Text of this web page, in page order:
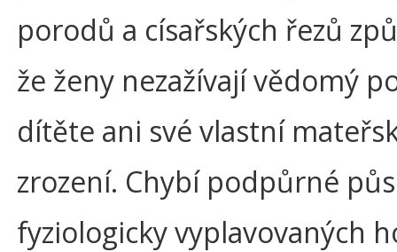
porodů a císařských řezů
že ženy nezažívají vědomý
dítěte ani své vlastní
zrození. Chybí podpůrné
fyziologicky vyplavovaných